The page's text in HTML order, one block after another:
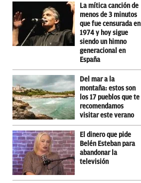
La mítica canción de
menos de 3 minutos
que fue censurada en
1974 y hoy sigue
siendo un himno
generacional en
España
Del mar a la
montaña: estos son
los 17 pueblos que te
recomendamos
visitar este verano
El dinero que pide
Belén Esteban para
abandonar la
televisión